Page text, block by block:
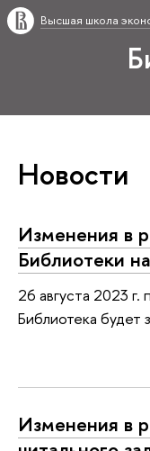
Высшая школа
Новости
Изменения в
Библиотеки
26 августа 2023
Библиотека будет
Изменения в